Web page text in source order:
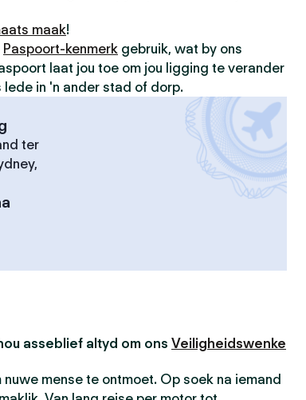
maak!
Paspoort-kenmerk gebruik, wat by ons
laat jou toe om jou ligging te verander
lede in 'n ander stad of dorp.
ter
asseblief altyd om ons Veiligheidswenke
mense te ontmoet. Op soek na iemand